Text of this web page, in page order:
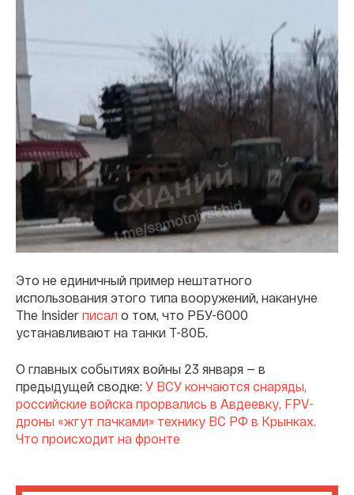
Это не единичный пример нештатного
использования этого типа вооружений, накануне
The Insider писал о том, что РБУ-6000
устанавливают на танки Т-80Б.
О главных событиях войны 23 января — в
предыдущей сводке: У ВСУ кончаются снаряды,
российские войска прорвались в Авдеевку, FPV-
дроны «жгут пачками» технику ВС РФ в Крынках.
Что происходит на фронте